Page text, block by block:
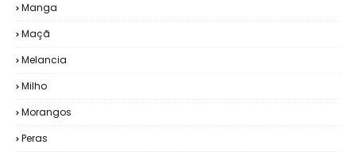
Manga
Maçã
Melancia
Milho
Morangos
Peras